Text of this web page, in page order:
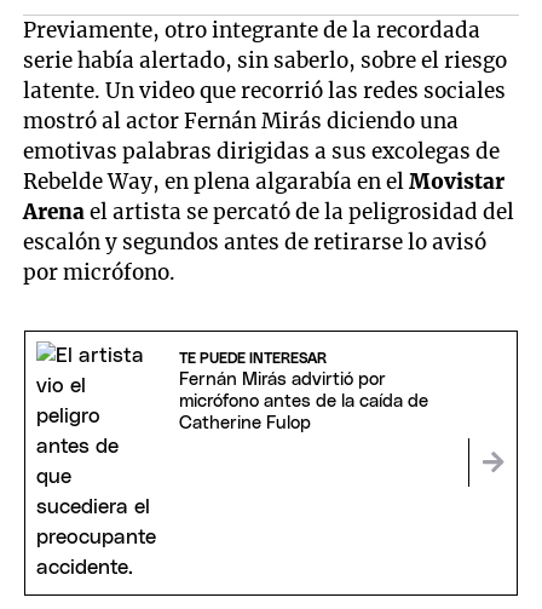
Previamente, otro integrante de la recordada
serie había alertado, sin saberlo, sobre el riesgo
latente. Un video que recorrió las redes sociales
mostró al actor Fernán Mirás diciendo una
emotivas palabras dirigidas a sus excolegas de
Rebelde Way, en plena algarabía en elMovistar
Arenael artista se percató de la peligrosidad del
escalón y segundos antes de retirarse lo avisó
por micrófono.
TE PUEDE INTERESAR
Fernán Mirás advirtió por
micrófono antes de la caída de
Catherine Fulop